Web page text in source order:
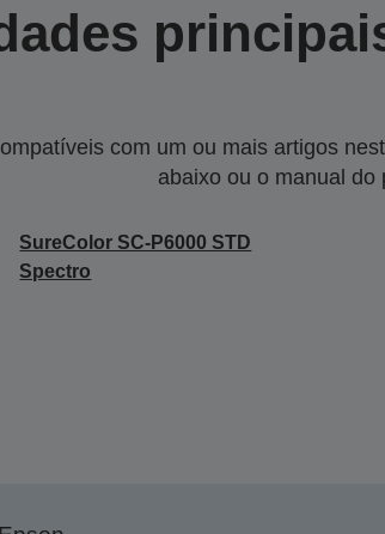
com um ou mais artigos
abaixo ou o manual do
SureColor SC-P6000 STD
Spectro